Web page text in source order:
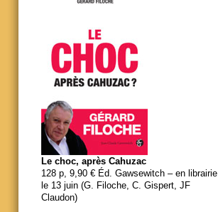
Le choc, après Cahuzac
128 p, 9,90 € Éd. Gawsewitch – en librairie
le 13 juin (G. Filoche, C. Gispert, JF
Claudon)